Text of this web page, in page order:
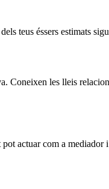
teus éssers estimats
les lleis
actuar com a